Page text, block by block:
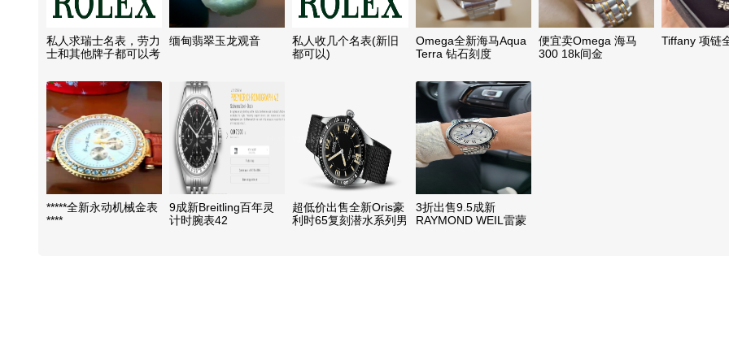
私人求瑞士名表，劳力
士和其他牌子都可以考
缅甸翡翠玉龙观音
私人收几个名表(新旧
都可以)
Omega全新海马Aqua
Terra 钻石刻度
便宜卖Omega 海马
300 18k间金
Tiffany 项链
*****全新永动机械金表
****
9成新Breitling百年灵
计时腕表42
超低价出售全新Oris豪
利时65复刻潜水系列男
3折出售9.5成新
RAYMOND WEIL雷蒙